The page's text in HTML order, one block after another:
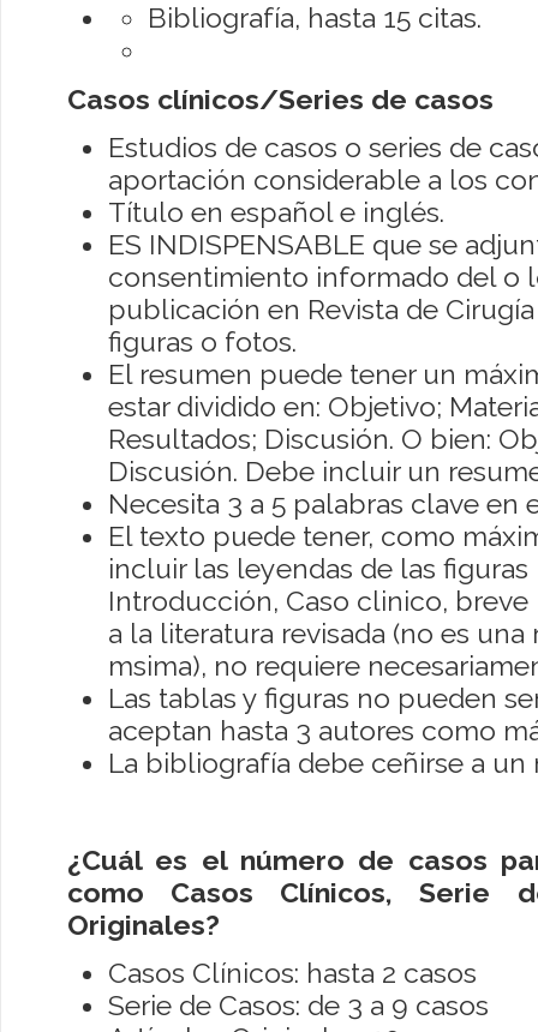
Bibliografía, hasta 15 citas.
Casos clínicos/Series de casos
Estudios de casos o series de
aportación considerable a los
Título en español e inglés.
ES INDISPENSABLE que se
consentimiento informado del o
publicación en Revista de
figuras o fotos.
El resumen puede tener un
estar dividido en: Objetivo;
Resultados; Discusión. O bien:
Discusión. Debe incluir un
Necesita 3 a 5 palabras clave en
El texto puede tener, como
incluir las leyendas de las
Introducción, Caso clinico,
a la literatura revisada (no es
msima), no requiere
Las tablas y figuras no pueden
aceptan hasta 3 autores como
La bibliografía debe ceñirse a un
¿Cuál es el número de casos
como Casos Clínicos, Serie
Originales?
Casos Clínicos: hasta 2 casos
Serie de Casos: de 3 a 9 casos